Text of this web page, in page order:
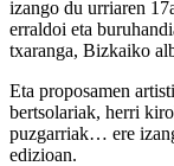
izango du urriaren
erraldoi eta
txaranga, Bizkaiko
Eta proposamen
bertsolariak, herri
puzgarriak… ere
edizioan.